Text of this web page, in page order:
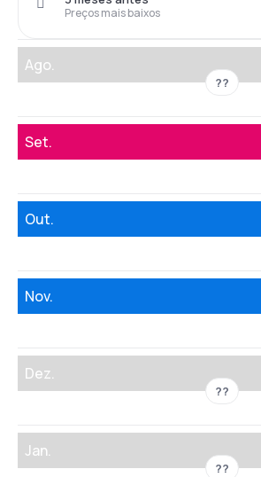
Preços mais baixos
Ago.
??
Set.
Out.
Nov.
Dez.
??
Jan.
??